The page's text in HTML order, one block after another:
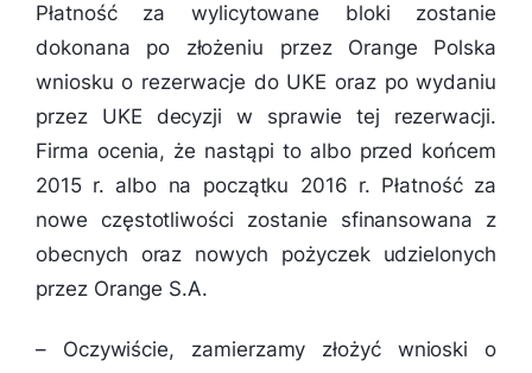
Płatność za wylicytowane bloki zostanie
dokonana po złożeniu przez Orange Polska
wniosku o rezerwacje do UKE oraz po wydaniu
przez UKE decyzji w sprawie tej rezerwacji.
Firma ocenia, że nastąpi to albo przed końcem
2015 r. albo na początku 2016 r. Płatność za
nowe częstotliwości zostanie sfinansowana z
obecnych oraz nowych pożyczek udzielonych
przez Orange S.A.
– Oczywiście, zamierzamy złożyć wnioski o